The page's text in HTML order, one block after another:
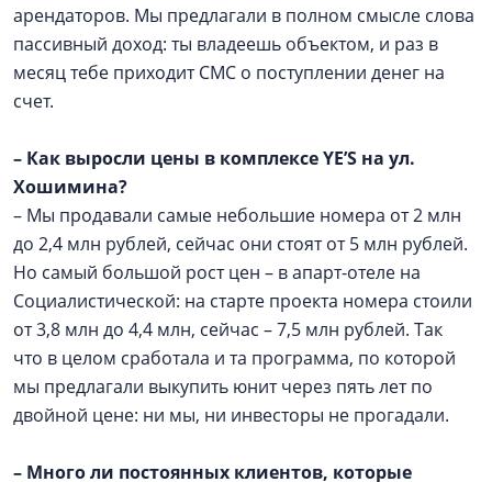
арендаторов. Мы предлагали в полном смысле слова
пассивный доход: ты владеешь объектом, и раз в
месяц тебе приходит СМС о поступлении денег на
счет.
– Как выросли цены в комплексе YE’S на ул.
Хошимина?
– Мы продавали самые небольшие номера от 2 млн
до 2,4 млн рублей, сейчас они стоят от 5 млн рублей.
Но самый большой рост цен – в апарт-отеле на
Социалистической: на старте проекта номера стоили
от 3,8 млн до 4,4 млн, сейчас – 7,5 млн рублей. Так
что в целом сработала и та программа, по которой
мы предлагали выкупить юнит через пять лет по
двойной цене: ни мы, ни инвесторы не прогадали.
– Много ли постоянных клиентов, которые